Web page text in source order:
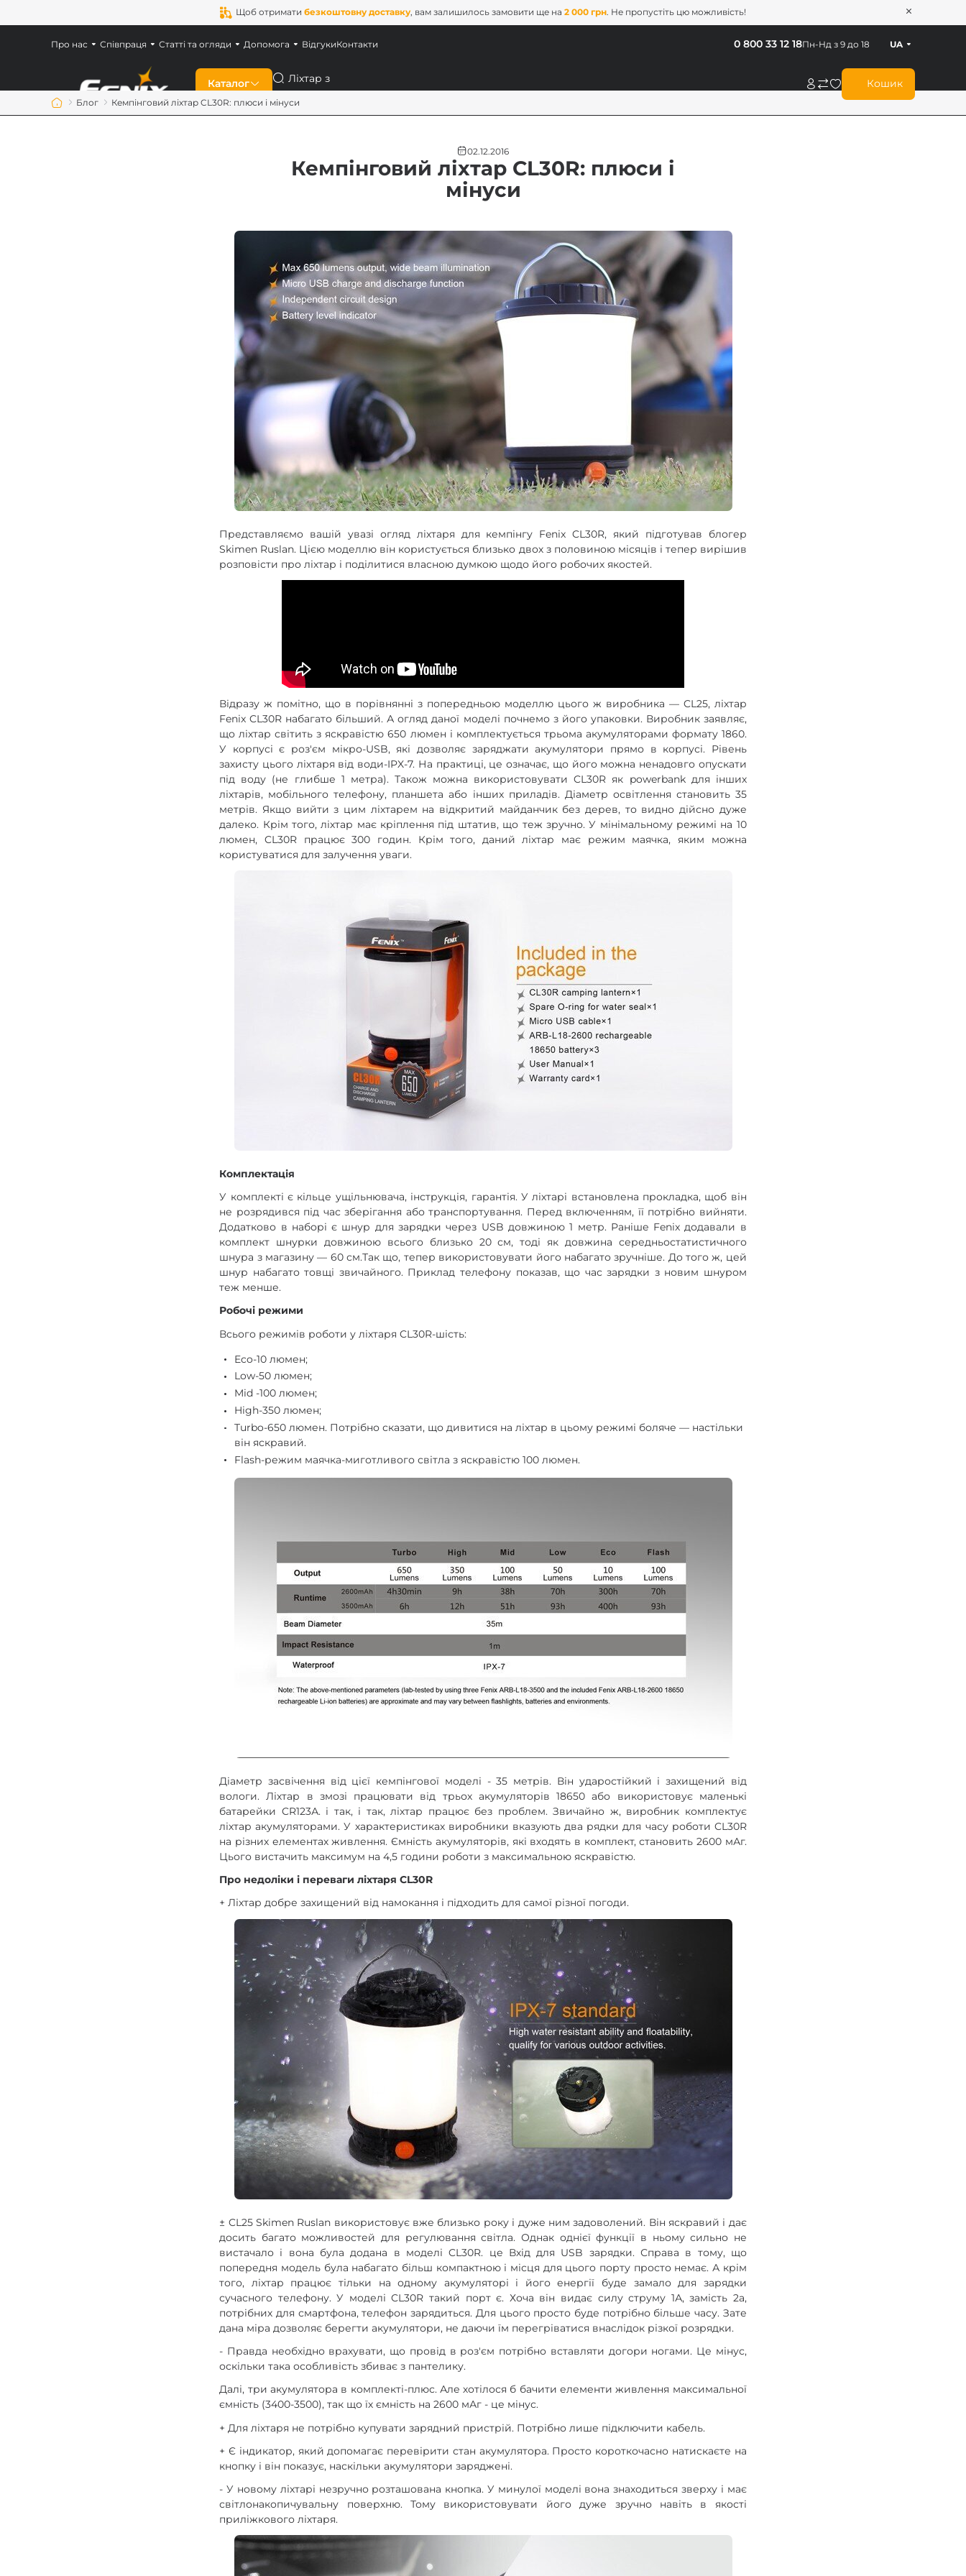
Щоб отриматибезкоштовну доставку, вам залишилось замовити ще на2 000 грн. Не пропустіть цю можливість!
Каталог
Ліхтарі для військових
Акумулятори Fenix
Зарядні пристрої Fenix
Аксесуари для ліхтарів
Пошук Кошик
Пн-Нд з 9 до 18
0 800 33 12 18 UA
Про нас Співпраця Статті та огляди Допомога ВідгукиКонтакти
Блог ​Кемпінговий ліхтар CL30R: плюси і мінуси
02.12.2016
​Кемпінговий ліхтар CL30R: плюси і
мінуси
Представляємо вашій увазі огляд ліхтаря для кемпінгу Fenix CL30R, який підготував блогер
Skimen Ruslan. Цією моделлю він користується близько двох з половиною місяців і тепер вирішив
розповісти про ліхтар і поділитися власною думкою щодо його робочих якостей.
Відразу ж помітно, що в порівнянні з попередньою моделлю цього ж виробника — CL25, ліхтар
Fenix CL30R набагато більший. А огляд даної моделі почнемо з його упаковки. Виробник заявляє,
що ліхтар світить з яскравістю 650 люмен і комплектується трьома акумуляторами формату 1860.
У корпусі є роз'єм мікро-USB, які дозволяє заряджати акумулятори прямо в корпусі. Рівень
захисту цього ліхтаря від води-IPX-7. На практиці, це означає, що його можна ненадовго опускати
під воду (не глибше 1 метра). Також можна використовувати CL30R як powerbank для інших
ліхтарів, мобільного телефону, планшета або інших приладів. Діаметр освітлення становить 35
метрів. Якщо вийти з цим ліхтарем на відкритий майданчик без дерев, то видно дійсно дуже
далеко. Крім того, ліхтар має кріплення під штатив, що теж зручно. У мінімальному режимі на 10
люмен, CL30R працює 300 годин. Крім того, даний ліхтар має режим маячка, яким можна
користуватися для залучення уваги.
Комплектація
У комплекті є кільце ущільнювача, інструкція, гарантія. У ліхтарі встановлена прокладка, щоб він
не розрядився під час зберігання або транспортування. Перед включенням, її потрібно вийняти.
Додатково в наборі є шнур для зарядки через USB довжиною 1 метр. Раніше Fenix додавали в
комплект шнурки довжиною всього близько 20 см, тоді як довжина середньостатистичного
шнура з магазину — 60 см.Так що, тепер використовувати його набагато зручніше. До того ж, цей
шнур набагато товщі звичайного. Приклад телефону показав, що час зарядки з новим шнуром
теж менше.
Робочі режими
Всього режимів роботи у ліхтаря CL30R-шість:
Eco-10 люмен;
Low-50 люмен;
Mid -100 люмен;
High-350 люмен;
Turbo-650 люмен. Потрібно сказати, що дивитися на ліхтар в цьому режимі боляче — настільки
він яскравий.
Flash-режим маячка-миготливого світла з яскравістю 100 люмен.
Діаметр засвічення від цієї кемпінгової моделі - 35 метрів. Він ударостійкий і захищений від
вологи. Ліхтар в змозі працювати від трьох акумуляторів 18650 або використовує маленькі
батарейки CR123А. і так, і так, ліхтар працює без проблем. Звичайно ж, виробник комплектує
ліхтар акумуляторами. У характеристиках виробники вказують два рядки для часу роботи CL30R
на різних елементах живлення. Ємність акумуляторів, які входять в комплект, становить 2600 мАг.
Цього вистачить максимум на 4,5 години роботи з максимальною яскравістю.
Про недоліки і переваги ліхтаря CL30R
+ Ліхтар добре захищений від намокання і підходить для самої різної погоди.
± CL25 Skimen Ruslan використовує вже близько року і дуже ним задоволений. Він яскравий і дає
досить багато можливостей для регулювання світла. Однак однієї функції в ньому сильно не
вистачало і вона була додана в моделі CL30R. це Вхід для USB зарядки. Справа в тому, що
попередня модель була набагато більш компактною і місця для цього порту просто немає. А крім
того, ліхтар працює тільки на одному акумуляторі і його енергії буде замало для зарядки
сучасного телефону. У моделі CL30R такий порт є. Хоча він видає силу струму 1А, замість 2а,
потрібних для смартфона, телефон зарядиться. Для цього просто буде потрібно більше часу. Зате
дана міра дозволяє берегти акумулятори, не даючи їм перегріватися внаслідок різкої розрядки.
- Правда необхідно врахувати, що провід в роз'єм потрібно вставляти догори ногами. Це мінус,
оскільки така особливість збиває з пантелику.
Далі, три акумулятора в комплекті-плюс. Але хотілося б бачити елементи живлення максимальної
ємність (3400-3500), так що їх ємність на 2600 мАг - це мінус.
+ Для ліхтаря не потрібно купувати зарядний пристрій. Потрібно лише підключити кабель.
+ Є індикатор, який допомагає перевірити стан акумулятора. Просто короткочасно натискаєте на
кнопку і він показує, наскільки акумулятори заряджені.
- У новому ліхтарі незручно розташована кнопка. У минулої моделі вона знаходиться зверху і має
світлонакопичувальну поверхню. Тому використовувати його дуже зручно навіть в якості
приліжкового ліхтаря.